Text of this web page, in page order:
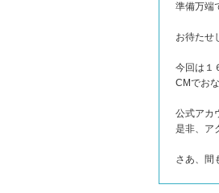
準備万端
お待たせ
今回は１
CMでお
公式アカ
是非、ア
さあ、間